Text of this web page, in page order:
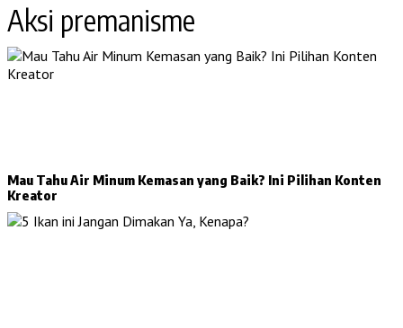
Aksi premanisme
Mau Tahu Air Minum Kemasan yang Baik? Ini Pilihan Konten
Kreator